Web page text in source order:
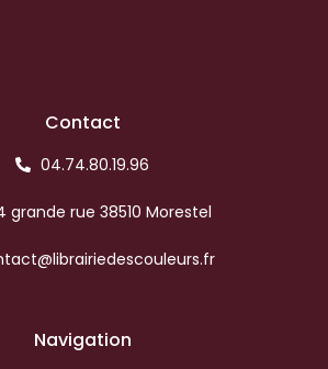
Contact
04.74.80.19.96
grande rue 38510 Morestel
Navigation